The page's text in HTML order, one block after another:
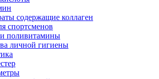
содержащие коллаген
спортсменов
поливитамины
личной гигиены